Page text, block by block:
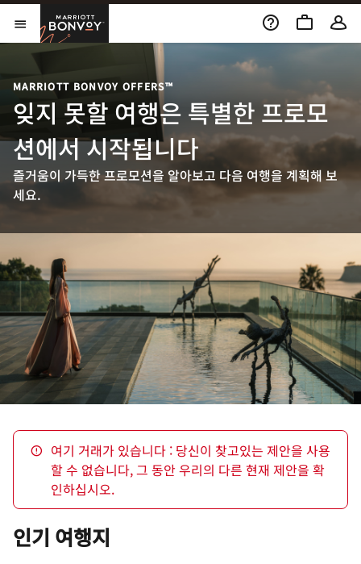
Skip to Content
메뉴 열기
Marriott Bonvoy
MARRIOTT BONVOY OFFERS™
잊지 못할 여행은 특별한 프로모
션에서 시작됩니다
즐거움이 가득한 프로모션을 알아보고 다음 여행을 계획해 보
세요.
여기 거래가 있습니다 : 당신이 찾고있는 제안을 사용
할 수 없습니다, 그 동안 우리의 다른 현재 제안을 확
인하십시오.
인기 여행지